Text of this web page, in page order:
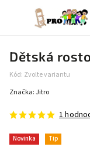
Dětská
Kód: Zvolte variantu
Novinka Tip
1
Značka:Jitro